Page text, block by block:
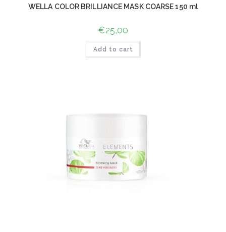
WELLA COLOR BRILLIANCE MASK COARSE 150 ml
€25,00
Add to cart